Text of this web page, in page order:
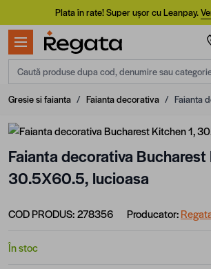
Mergi la ConținutPlata în rate! Super ușor cu Leanpay.
Caută produse dupa cod, denumire sau
Gresie si faianta / Faianta decorativa / Faianta
Faianta decorativa Bucharest
30.5X60.5, lucioasa
COD PRODUS:278356 Producator:
În stoc